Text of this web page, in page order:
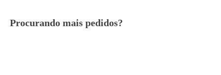
Procurando mais pedidos?